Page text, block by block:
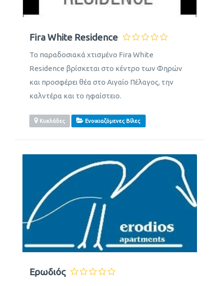
Fira White Residence
Το παραδοσιακά χτισμένο Fira White
Residence βρίσκεται στο κέντρο των Φηρών
και προσφέρει θέα στο Αιγαίο Πέλαγος, την
καλντέρα και το ηφαίστειο.
Κυκλάδες Ενοικιαζόμενες Βίλες
Ερωδιός